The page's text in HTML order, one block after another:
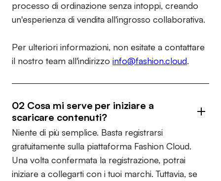
processo di ordinazione senza intoppi, creando
un'esperienza di vendita all'ingrosso collaborativa.
Per ulteriori informazioni, non esitate a contattare
il nostro team all'indirizzo info@fashion.cloud.
02 Cosa mi serve per iniziare a
scaricare contenuti?
Niente di più semplice. Basta registrarsi
gratuitamente sulla piattaforma Fashion Cloud.
Una volta confermata la registrazione, potrai
iniziare a collegarti con i tuoi marchi. Tuttavia, se